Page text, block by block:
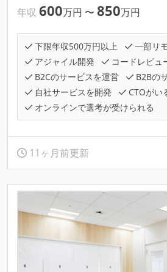
年収 600万円 〜 850万円
下限年収500万円以上
一部リ
アジャイル開発
コードレビュ
B2Cのサービスを運営
B2Bの
自社サービスを開発
CTOがい
オンラインで選考が受けられる
11ヶ月前更新